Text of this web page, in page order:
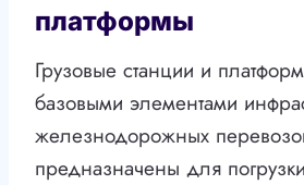
платформы
Грузовые станции и
базовыми элементами
железнодорожных
предназначены для